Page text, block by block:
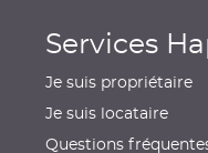
Services
Je suis propriétaire
Je suis locataire
Questions